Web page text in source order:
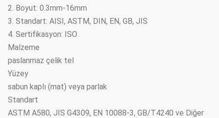
2. Boyut: 0.3mm-16mm
3. Standart: AISI, ASTM, DIN, EN, GB, JIS
4. Sertifikasyon: ISO
Malzeme
paslanmaz çelik tel
Yüzey
sabun kaplı (mat) veya parlak
Standart
ASTM A580, JIS G4309, EN 10088-3, GB/T4240 ve Diğer